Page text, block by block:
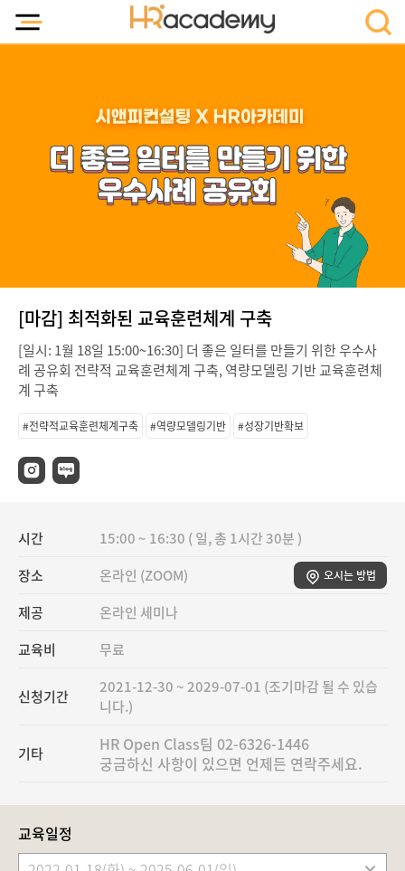
[마감] 최적화된 교육훈련체계 구축
[일시: 1월 18일 15:00~16:30] 더 좋은 일터를 만들기 위한 우수사
례 공유회 전략적 교육훈련체계 구축, 역량모델링 기반 교육훈련체
계 구축
#전략적교육훈련체계구축 #역량모델링기반 #성장기반확보
시간
15:00 ~ 16:30 ( 일, 총 1시간 30분 )
장소
온라인 (ZOOM) 오시는 방법
제공
온라인 세미나
교육비
무료
신청기간
2021-12-30 ~ 2029-07-01 (조기마감 될 수 있습
니다.)
기타
HR Open Class팀 02-6326-1446
궁금하신 사항이 있으면 언제든 연락주세요.
교육일정